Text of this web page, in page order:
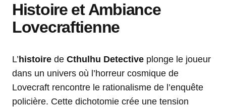
Histoire et Ambiance
Lovecraftienne
L’ histoire de Cthulhu Detective plonge le joueur
dans un univers où l’horreur cosmique de
Lovecraft rencontre le rationalisme de l’enquête
policière. Cette dichotomie crée une tension